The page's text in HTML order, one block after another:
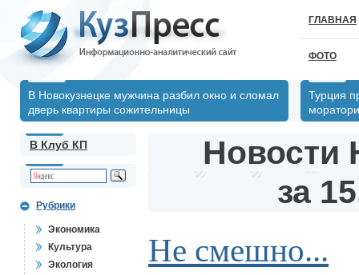
ГЛАВНАЯ
ФОТО
В Новокузнецке мужчина разбил окно и сломал
дверь квартиры сожительницы
Турция
В Клуб КП
Рубрики
Экономика
Культура
Экология
Новости
за
Не смешно...